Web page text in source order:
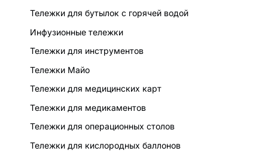
Тележки для бутылок с горячей водой
Инфузионные тележки
Тележки для инструментов
Тележки Майо
Тележки для медицинских карт
Тележки для медикаментов
Тележки для операционных столов
Тележки для кислородных баллонов